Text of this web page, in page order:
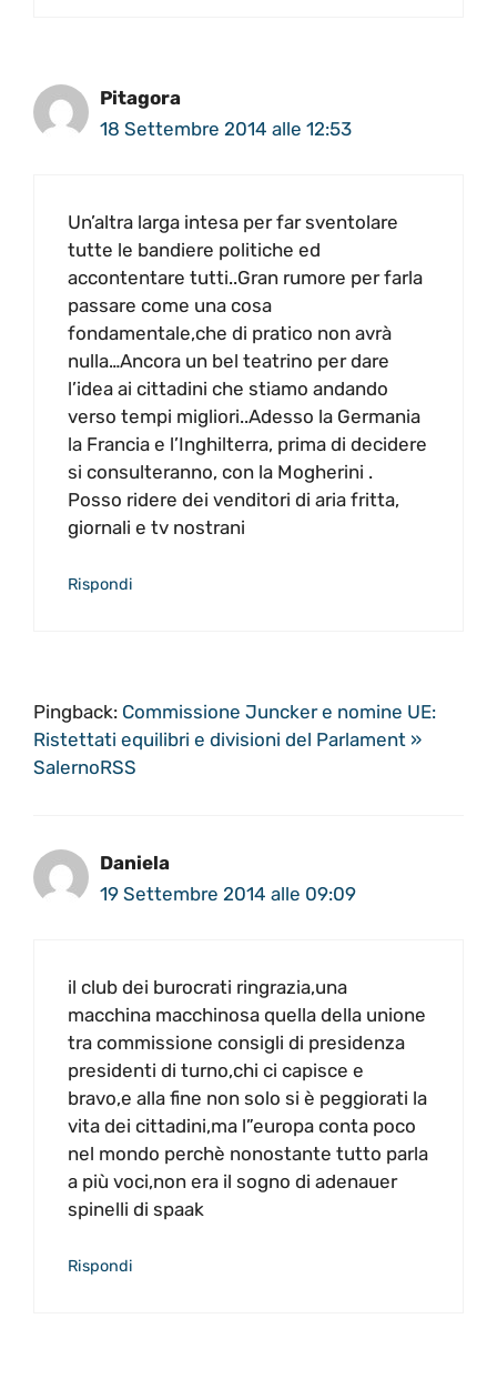
Pitagora
18 Settembre 2014 alle 12:53
Un’altra larga intesa per far sventolare
tutte le bandiere politiche ed
accontentare tutti..Gran rumore per farla
passare come una cosa
fondamentale,che di pratico non avrà
nulla…Ancora un bel teatrino per dare
l’idea ai cittadini che stiamo andando
verso tempi migliori..Adesso la Germania
la Francia e l’Inghilterra, prima di decidere
si consulteranno, con la Mogherini .
Posso ridere dei venditori di aria fritta,
giornali e tv nostrani
Rispondi
Pingback: Commissione Juncker e nomine UE:
Ristettati equilibri e divisioni del Parlament »
SalernoRSS
Daniela
19 Settembre 2014 alle 09:09
il club dei burocrati ringrazia,una
macchina macchinosa quella della unione
tra commissione consigli di presidenza
presidenti di turno,chi ci capisce e
bravo,e alla fine non solo si è peggiorati la
vita dei cittadini,ma l”europa conta poco
nel mondo perchè nonostante tutto parla
a più voci,non era il sogno di adenauer
spinelli di spaak
Rispondi